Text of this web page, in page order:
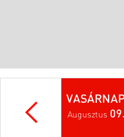
Augusztus 09.